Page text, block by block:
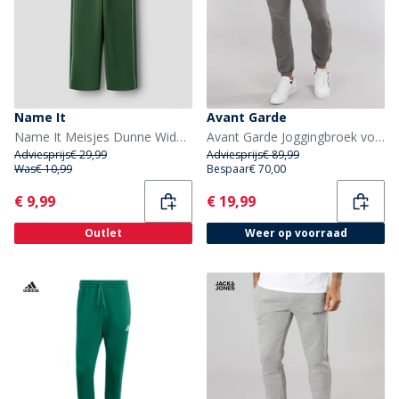
Name It
Name It Meisjes Dunne Wide Leg Joggers Greener Pastures
Adviesprijs€ 29,99
Was€ 10,99
Current
€ 9,99
Outlet
Avant Garde
Avant Garde Joggingbroek voor Heren met pigmentverf Stalen
Adviesprijs€ 89,99
Bespaar€ 70,00
Current
€ 19,99
Weer op voorraad